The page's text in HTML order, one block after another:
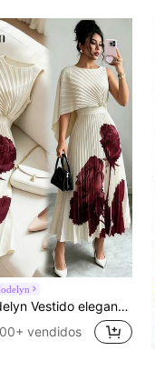
cuello redondo, cintura con volantes y estampado de ubicación, vestido romántico y grácil en línea A, versátil para trabajo/casual/vacaciones, primavera/verano
vendidos